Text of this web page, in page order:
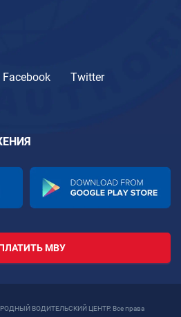
Facebook
Twitter
МВУ
ВОДИТЕЛЬСКИЙ ЦЕНТР. Все права